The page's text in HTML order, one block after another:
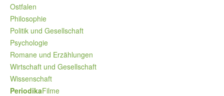
Ostfalen
Philosophie
Politik und Gesellschaft
Psychologie
Romane und Erzählungen
Wirtschaft und Gesellschaft
Wissenschaft
PeriodikaFilme